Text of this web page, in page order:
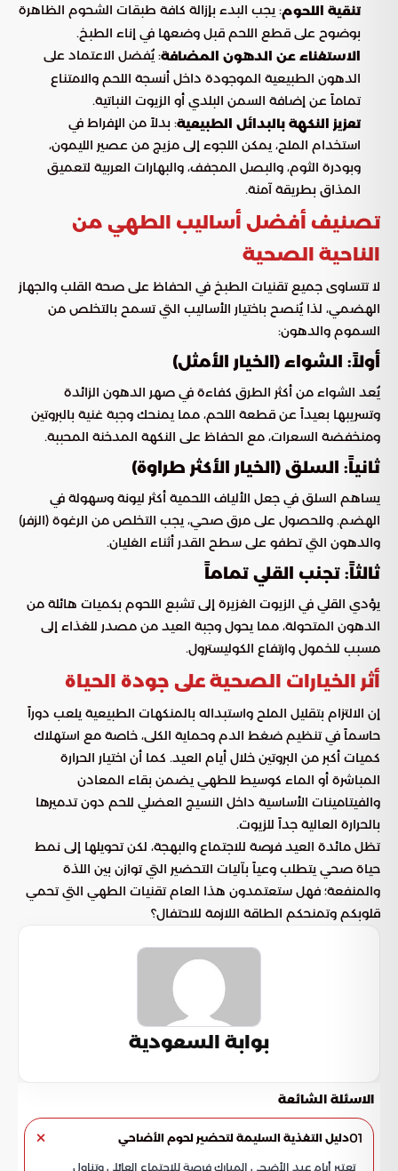
تنقية اللحوم: يجب البدء بإزالة كافة طبقات الشحوم الظاهرة
بوضوح على قطع اللحم قبل وضعها في إناء الطبخ.
الاستغناء عن الدهون المضافة: يُفضل الاعتماد على
الدهون الطبيعية الموجودة داخل أنسجة اللحم والامتناع
تماماً عن إضافة السمن البلدي أو الزيوت النباتية.
تعزيز النكهة بالبدائل الطبيعية: بدلاً من الإفراط في
استخدام الملح، يمكن اللجوء إلى مزيج من عصير الليمون،
وبودرة الثوم، والبصل المجفف، والبهارات العربية لتعميق
المذاق بطريقة آمنة.
تصنيف أفضل أساليب الطهي من
الناحية الصحية
لا تتساوى جميع تقنيات الطبخ في الحفاظ على صحة القلب والجهاز
الهضمي، لذا يُنصح باختيار الأساليب التي تسمح بالتخلص من
السموم والدهون:
أولاً: الشواء (الخيار الأمثل)
يُعد الشواء من أكثر الطرق كفاءة في صهر الدهون الزائدة
وتسريبها بعيداً عن قطعة اللحم، مما يمنحك وجبة غنية بالبروتين
ومنخفضة السعرات، مع الحفاظ على النكهة المدخنة المحببة.
ثانياً: السلق (الخيار الأكثر طراوة)
يساهم السلق في جعل الألياف اللحمية أكثر ليونة وسهولة في
الهضم. وللحصول على مرق صحي، يجب التخلص من الرغوة (الزفر)
والدهون التي تطفو على سطح القدر أثناء الغليان.
ثالثاً: تجنب القلي تماماً
يؤدي القلي في الزيوت الغزيرة إلى تشبع اللحوم بكميات هائلة من
الدهون المتحولة، مما يحول وجبة العيد من مصدر للغذاء إلى
مسبب للخمول وارتفاع الكوليسترول.
أثر الخيارات الصحية على جودة الحياة
إن الالتزام بتقليل الملح واستبداله بالمنكهات الطبيعية يلعب دوراً
حاسماً في تنظيم ضغط الدم وحماية الكلى، خاصة مع استهلاك
كميات أكبر من البروتين خلال أيام العيد. كما أن اختيار الحرارة
المباشرة أو الماء كوسيط للطهي يضمن بقاء المعادن
والفيتامينات الأساسية داخل النسيج العضلي للحم دون تدميرها
بالحرارة العالية جداً للزيوت.
تظل مائدة العيد فرصة للاجتماع والبهجة، لكن تحويلها إلى نمط
حياة صحي يتطلب وعياً بآليات التحضير التي توازن بين اللذة
والمنفعة؛ فهل ستعتمدون هذا العام تقنيات الطهي التي تحمي
قلوبكم وتمنحكم الطاقة اللازمة للاحتفال؟
بوابة السعودية
الاسئلة الشائعة
01دليل التغذية السليمة لتحضير لحوم الأضاحي
تعتبر أيام عيد الأضحى المبارك فرصة للاجتماع العائلي وتناول